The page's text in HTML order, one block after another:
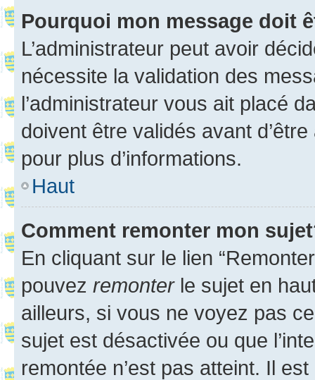
Pourquoi mon message doit
L’administrateur peut avoir
nécessite la validation des
l’administrateur vous ait placé
doivent être validés avant
pour plus d’informations.
Haut
Comment remonter mon
En cliquant sur le lien
pouvez remonterle sujet en
ailleurs, si vous ne voyez pas
sujet est désactivée ou que
remontée n’est pas atteint. Il